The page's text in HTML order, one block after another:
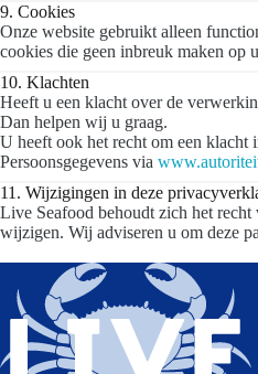
9. Cookies
Onze website gebruikt alleen
cookies die geen inbreuk maken op
10. Klachten
Heeft u een klacht over de
Dan helpen wij u graag.
U heeft ook het recht om een klacht
Persoonsgegevens via
11. Wijzigingen in deze
Live Seafood behoudt zich het
wijzigen. Wij adviseren u om deze